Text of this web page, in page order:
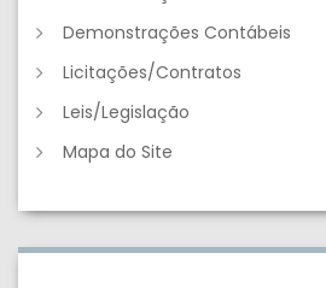
Demonstrações Contábeis
Licitações/Contratos
Leis/Legislação
Mapa do Site